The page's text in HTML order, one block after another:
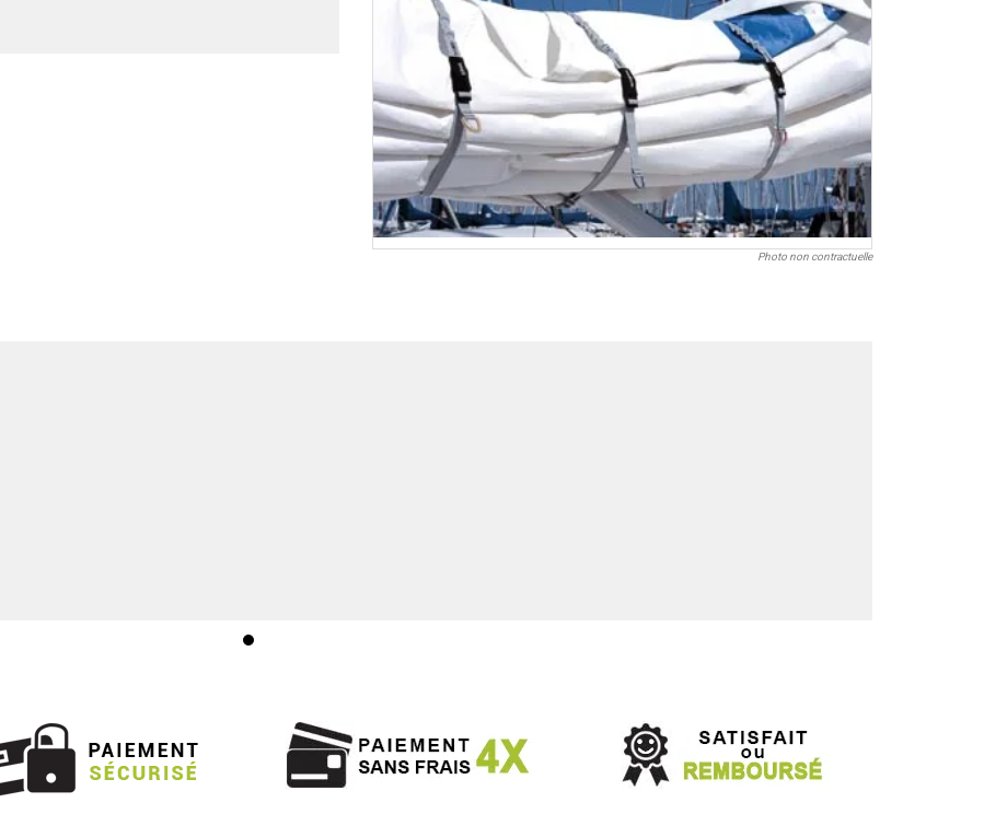
Photo non contractuelle